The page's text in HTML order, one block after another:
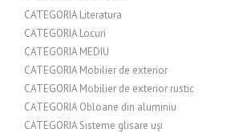
CATEGORIA Literatura
CATEGORIA Locuri
CATEGORIA MEDIU
CATEGORIA Mobilier de exterior
CATEGORIA Mobilier de exterior rustic
CATEGORIA Obloane din aluminiu
CATEGORIA Sisteme glisare uși